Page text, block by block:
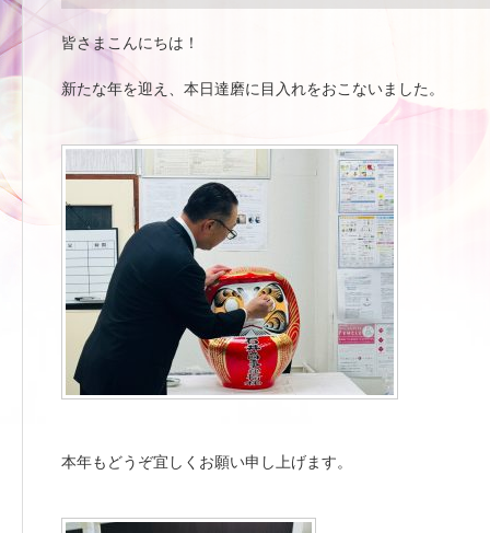
皆さまこんにちは！
新たな年を迎え、本日達磨に目入れをおこないました。
本年もどうぞ宜しくお願い申し上げます。